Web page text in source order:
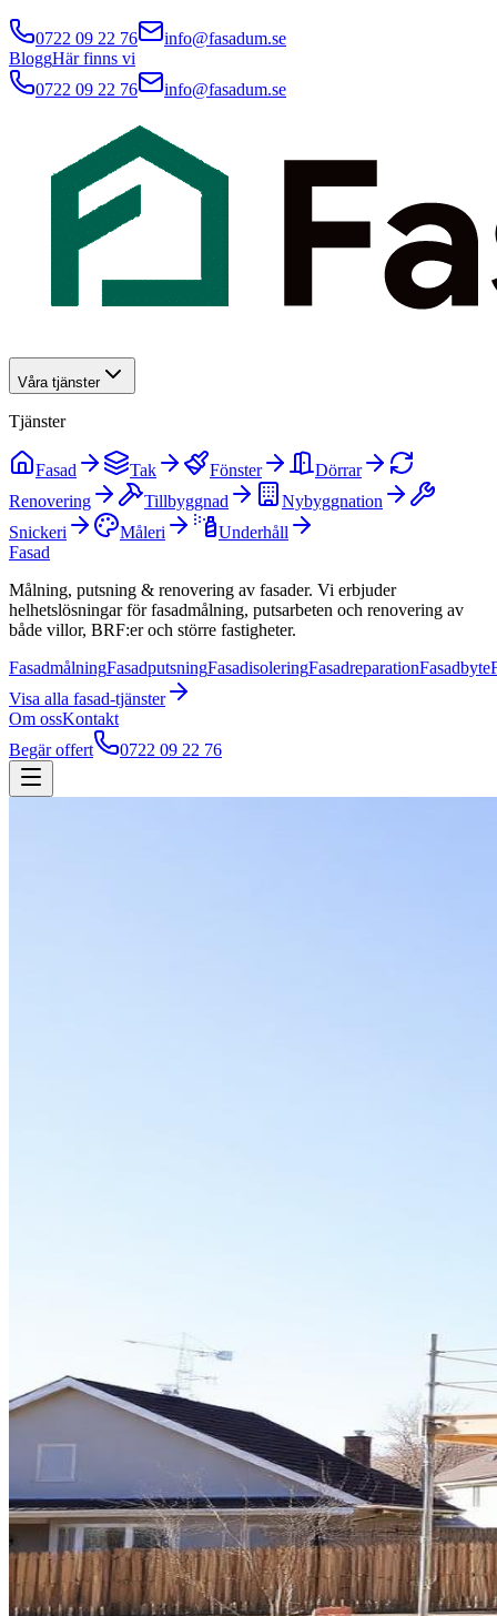
0722 09 22 76
info@fasadum.se
BloggHär finns vi
0722 09 22 76
info@fasadum.se
Våra tjänster
Tjänster
Fasad Tak Fönster
Dörrar
Renovering
Tillbyggnad
Nybyggnation
Snickeri
Måleri
Underhåll
Fasad
Målning, putsning & renovering av fasader. Vi erbjuder
helhetslösningar för fasadmålning, putsarbeten och renovering av
både villor, BRF:er och större fastigheter.
FasadmålningFasadputsningFasadisoleringFasadreparationFasadbyte
Visa alla fasad-tjänster
Om ossKontakt
Begär offert
0722 09 22 76